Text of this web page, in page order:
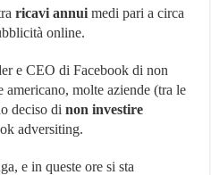
ricavi annui medi pari a circa
online.
e CEO di Facebook di non
americano, molte aziende (tra le
deciso dinon investire
adversiting.
e in queste ore si sta